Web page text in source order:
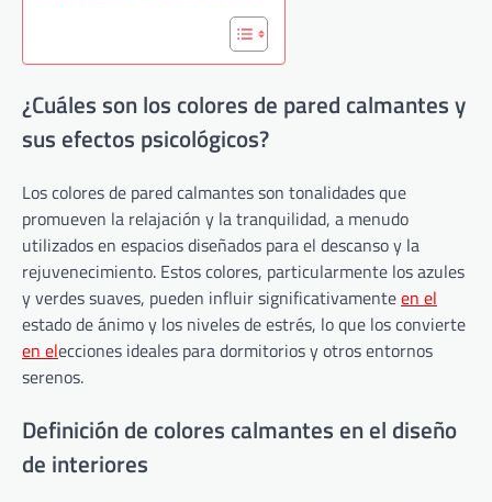
¿Cuáles son los colores de pared calmantes y
sus efectos psicológicos?
Los colores de pared calmantes son tonalidades que
promueven la relajación y la tranquilidad, a menudo
utilizados en espacios diseñados para el descanso y la
rejuvenecimiento. Estos colores, particularmente los azules
y verdes suaves, pueden influir significativamenteen el
estado de ánimo y los niveles de estrés, lo que los convierte
en elecciones ideales para dormitorios y otros entornos
serenos.
Definición de colores calmantes en el diseño
de interiores